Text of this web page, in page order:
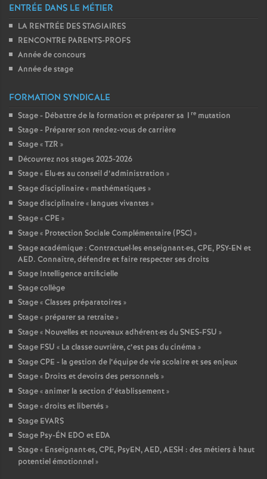
ENTRÉE DANS LE MÉTIER
LA RENTRÉE DES STAGIAIRES
RENCONTRE PARENTS-PROFS
Année de concours
Année de stage
FORMATION SYNDICALE
Stage - Débattre de la formation et préparer sa 1 re mutation
Stage - Préparer son rendez-vous de carrière
Stage «TZR »
Découvrez nos stages 2025-2026
Stage « Elu·es au conseil d’administration »
Stage disciplinaire « mathématiques »
Stage disciplinaire « langues vivantes »
Stage «CPE »
Stage « Protection Sociale Complémentaire (PSC)»
Stage académique : Contractuel·les enseignant·es, CPE, PSY-EN et
AED. Connaître, défendre et faire respecter ses droits
Stage Intelligence artificielle
Stage collège
Stage «Classes préparatoires »
Stage « préparer sa retraite»
Stage « Nouvelles et nouveaux adhérent·es du SNES-FSU »
Stage FSU « La classe ouvrière, c’est pas du cinéma »
Stage CPE - la gestion de l’équipe de vie scolaire et ses enjeux
Stage « Droits et devoirs des personnels »
Stage «animer la section d’établissement»
Stage «droits et libertés »
Stage EVARS
Stage Psy-ÉN EDO et EDA
Stage « Enseignant·es, CPE, PsyEN, AED, AESH : des métiers à haut
potentiel émotionnel»